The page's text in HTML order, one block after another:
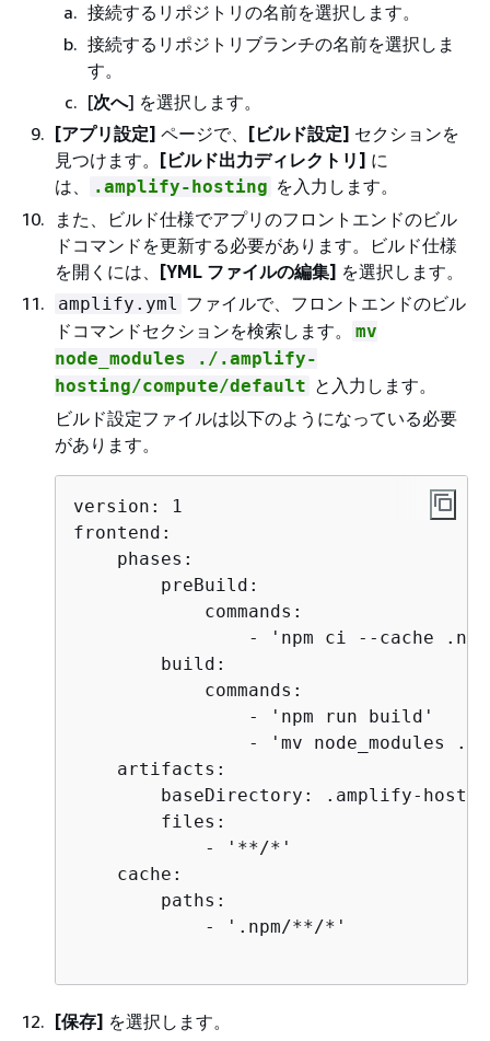
接続するリポジトリの名前を選択します。
接続するリポジトリブランチの名前を選択しま
す。
[次へ] を選択します。
[アプリ設定] ページで、 [ビルド設定] セクションを
見つけます。
[ビルド出力ディレクトリ] に
は、
.amplify-hosting を入力します。
また、ビルド仕様でアプリのフロントエンドのビル
ドコマンドを更新する必要があります。ビルド仕様
を開くには、
[YML ファイルの編集] を選択します。
amplify.yml ファイルで、フロントエンドのビル
ドコマンドセクションを検索します。
mv
node_modules ./.amplify-
hosting/compute/default と入力します。
ビルド設定ファイルは以下のようになっている必要
があります。
version: 1
frontend:
    phases:
        preBuild:
            commands:
- 'npm ci --cache
        build:
            commands:
                - 'npm run build'
- 'mv node_modules
    artifacts:
baseDirectory: .amplify-
        files:
            - '**/*'
    cache:
        paths:
            - '.npm/**/*'
[保存] を選択します。